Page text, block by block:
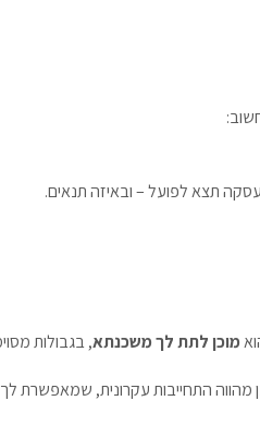
תצא לפועל – ובאיזה תנאים.
מוכן לתת לך משכנתא, בגבולות
התחייבות עקרונית, שמאפשרת